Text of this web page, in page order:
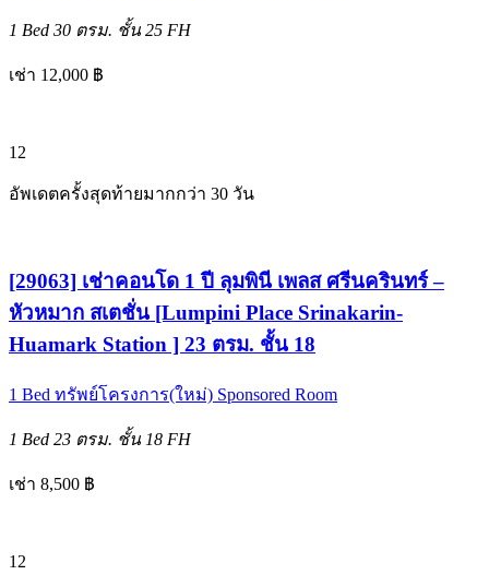
1 Bed 30 ตรม. ชั้น 25 FH
เช่า 12,000 ฿
12
อัพเดตครั้งสุดท้ายมากกว่า 30 วัน
[29063] เช่าคอนโด 1 ปี ลุมพินี เพลส ศรีนครินทร์ –
หัวหมาก สเตชั่น [Lumpini Place Srinakarin-
Huamark Station ] 23 ตรม. ชั้น 18
1 Bed ทรัพย์โครงการ(ใหม่) Sponsored Room
1 Bed 23 ตรม. ชั้น 18 FH
เช่า 8,500 ฿
12